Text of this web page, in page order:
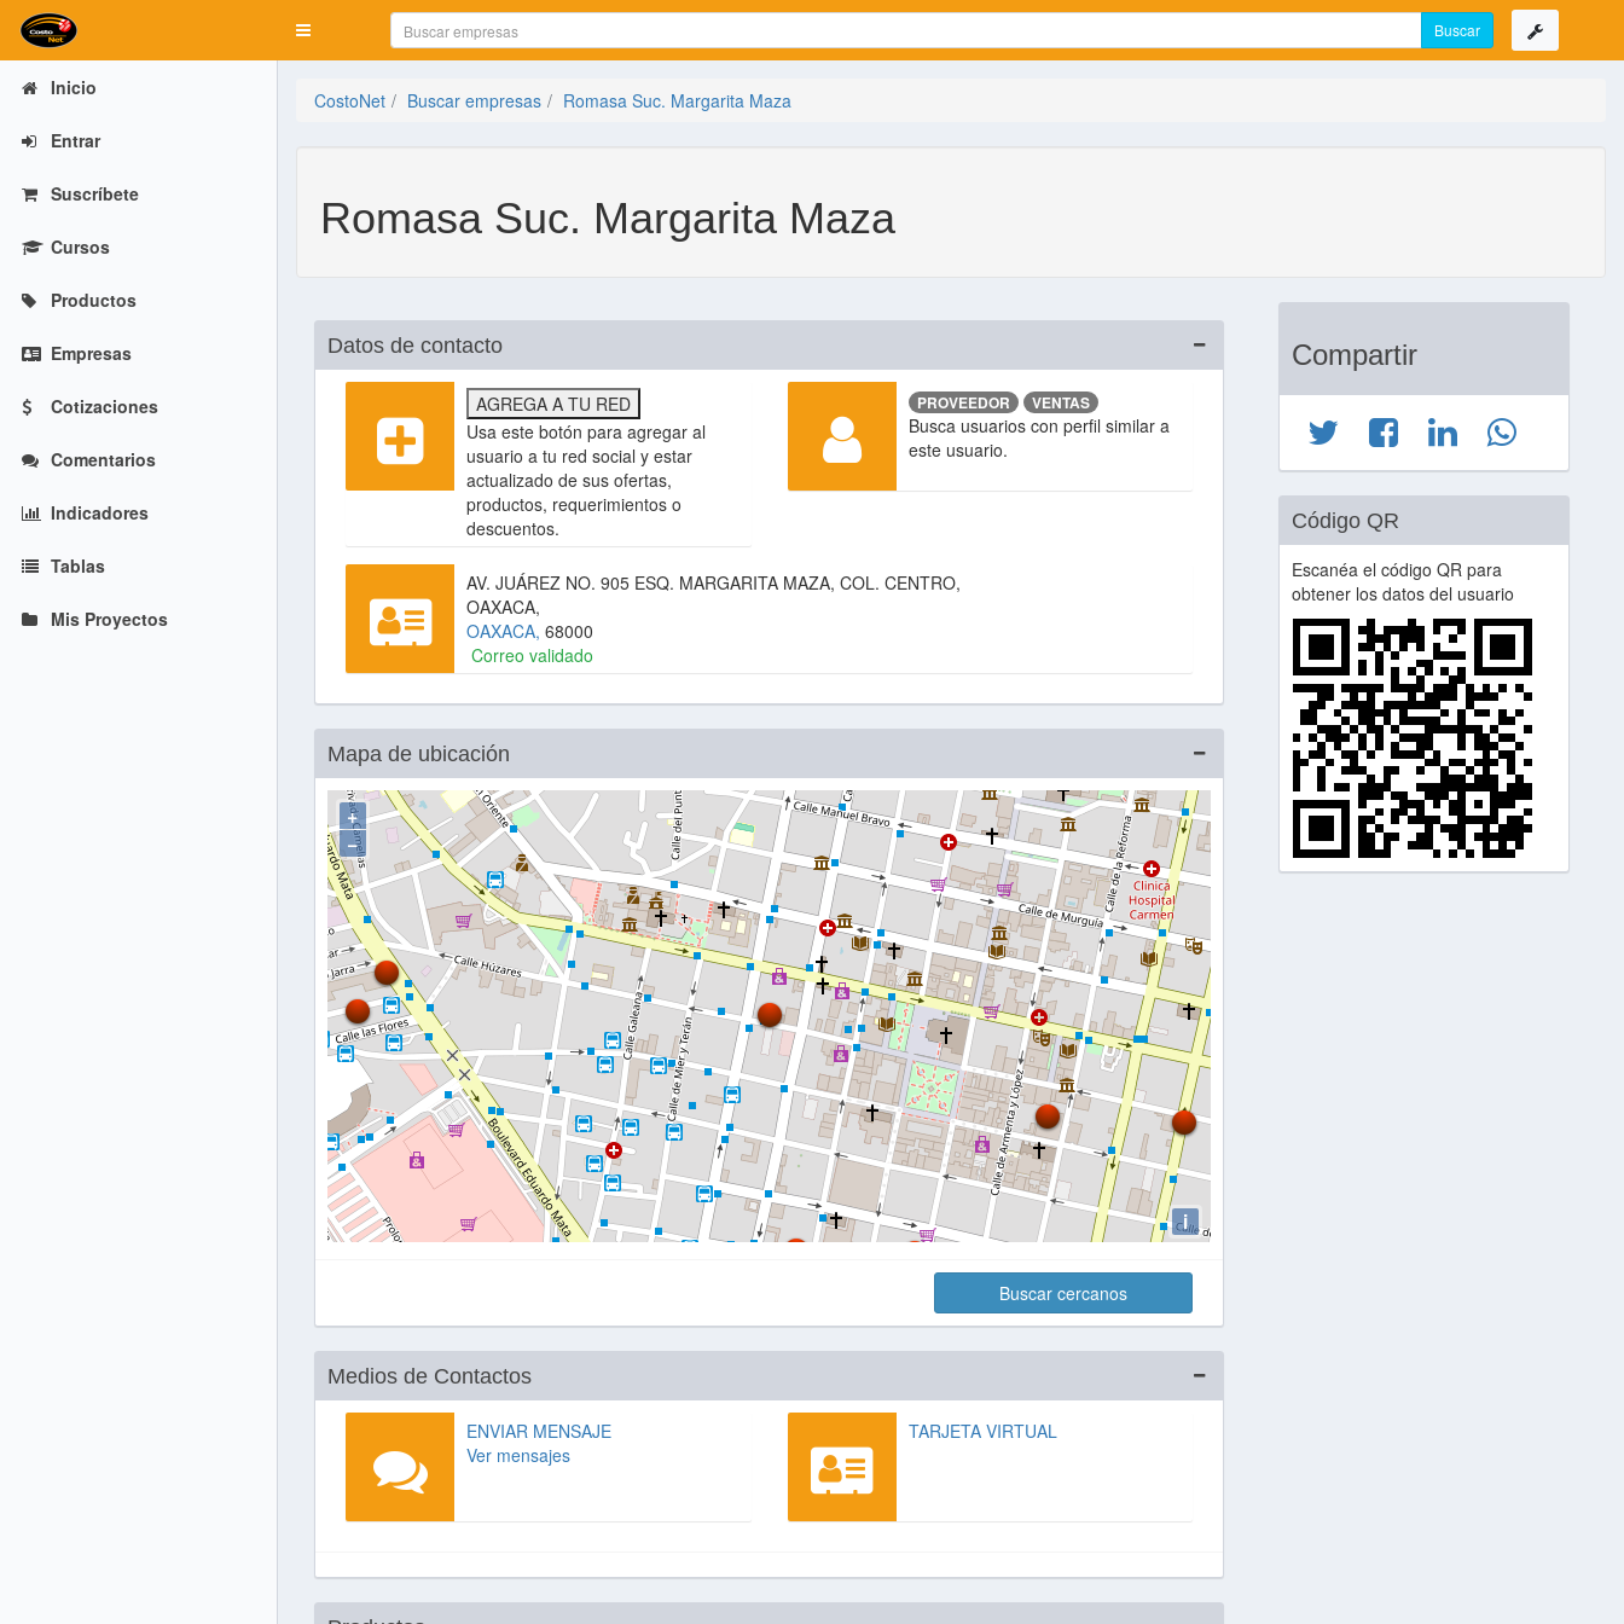
Mostrar menú
Inicio
Entrar
Suscríbete
Cursos
Productos
Empresas
Cotizaciones
Comentarios
Indicadores
Tablas
Mis Proyectos
CostoNet Buscar empresas Romasa Suc. Margarita Maza
Romasa Suc. Margarita Maza
Datos de contacto
AGREGA A TU RED
Usa este botón para agregar al
usuario a tu red social y estar
actualizado de sus ofertas,
productos, requerimientos o
descuentos.
PROVEEDOR VENTAS
Busca usuarios con perfil similar a
este usuario.
AV. JUÁREZ NO. 905 ESQ. MARGARITA MAZA, COL. CENTRO,
OAXACA,
OAXACA, 68000
Correo validado
Mapa de ubicación
+
−
i
Buscar cercanos
Medios de Contactos
ENVIAR MENSAJE
Ver mensajes
TARJETA VIRTUAL
Compartir
Código QR
Escanéa el código QR para
obtener los datos del usuario